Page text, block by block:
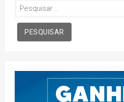
Pesquisar